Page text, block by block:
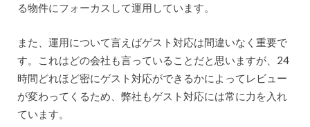
る物件にフォーカスして運用しています。
また、運用について言えばゲスト対応は間違いなく重要で
す。これはどの会社も言っていることだと思いますが、24
時間どれほど密にゲスト対応ができるかによってレビュー
が変わってくるため、弊社もゲスト対応には常に力を入れ
ています。